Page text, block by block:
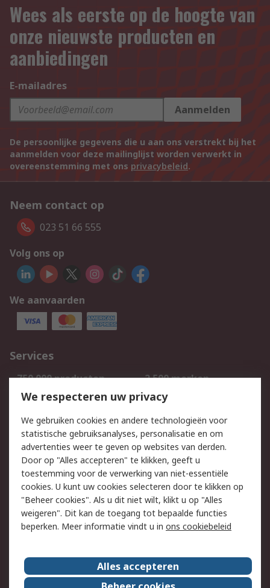
Wees als eerste op de hoogte van
onze nieuwste producten en
aanbiedingen
E-mailadres
Aanmelden
De persoonlijke gegevens die u aan ons verstrekt bij het
aanmelden voor deze mailinglijst worden verwerkt in
overeenstemming met ons privacybeleid.
Neem contact op
023 51 66 555
Volg ons op
We aanvaarden
Services
750.000 producten
2.500 merken
Bestellen
Inkoopoplossingen
Track & Trace
Wettelijk
Cookiebeleid
Email veiligheid
Privacybeleid
Websitevoorwaarden
Algemene
verkoopvoorwaarden
Over RS
RS Group Over ons
We respecteren uw privacy
We gebruiken cookies en andere technologieën voor
statistische gebruiksanalyses, personalisatie en om
advertenties weer te geven op websites van derden.
Door op "Alles accepteren" te klikken, geeft u
toestemming voor de verwerking van niet-essentiële
cookies. U kunt uw cookies selecteren door te klikken op
"Beheer cookies". Als u dit niet wilt, klikt u op "Alles
weigeren". Dit kan de toegang tot bepaalde functies
beperken. Meer informatie vindt u in ons cookiebeleid
Alles accepteren